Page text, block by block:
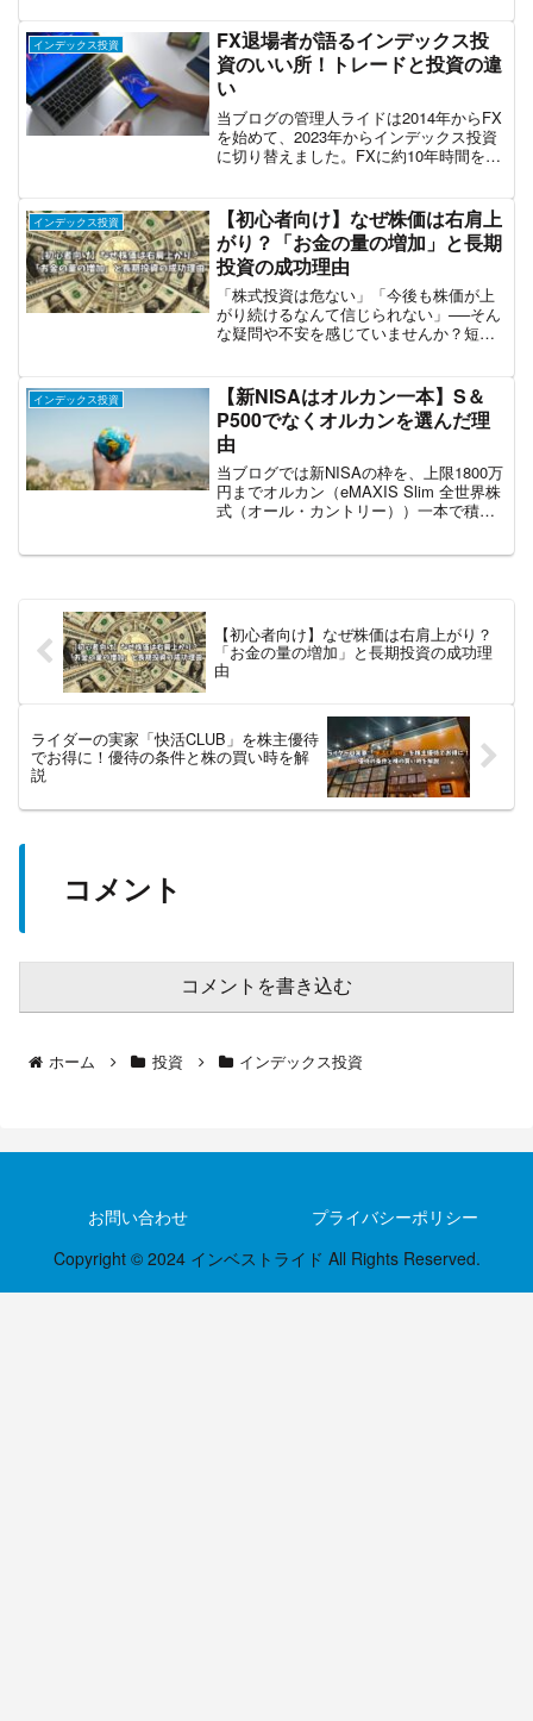
り利回りが低くても問題ない理由は2つで
す。オルカ...
インデックス投資
FX退場者が語るインデックス投
資のいい所！トレードと投資の違
い
当ブログの管理人ライドは2014年からFX
を始めて、2023年からインデックス投資
に切り替えました。FXに約10年時間をか
投資との違いを説明します。トレードと
投資の違...
インデックス投資
【初心者向け】なぜ株価は右肩上
がり？「お金の量の増加」と長期
投資の成功理由
「株式投資は危ない」「今後も株価が上
がり続けるなんて信じられない」──そん
な疑問や不安を感じていませんか？短期
成長を続けています。その理由のひとつ
は、世界のお金の量（マ...
インデックス投資
【新NISAはオルカン一本】S＆
P500でなくオルカンを選んだ理
由
当ブログでは新NISAの枠を、上限1800万
円までオルカン（eMAXIS Slim 全世界株
式（オール・カントリー））一本で積み
【初心者向け】なぜ株価は右肩上がり？
「お金の量の増加」と長期投資の成功理
由
ライダーの実家「快活CLUB」を株主優待
でお得に！優待の条件と株の買い時を解
説
コメント
コメントを書き込む
ホーム 投資 インデックス投資
お問い合わせ
プライバシーポリシー
Copyright © 2024 インベストライド All Rights Reserved.